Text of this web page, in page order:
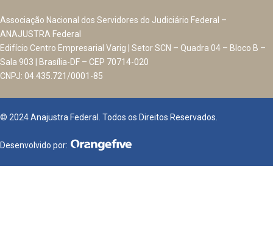
Associação Nacional dos Servidores do Judiciário Federal –
ANAJUSTRA Federal
Edifício Centro Empresarial Varig | Setor SCN – Quadra 04 – Bloco B –
Sala 903 | Brasília-DF – CEP 70714-020
CNPJ: 04.435.721/0001-85
© 2024 Anajustra Federal. Todos os Direitos Reservados.
Desenvolvido por: